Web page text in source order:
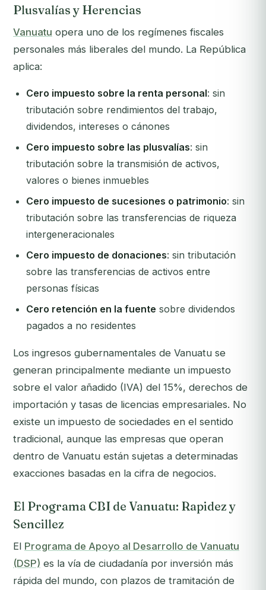
Plusvalías y Herencias
Vanuatu opera uno de los regímenes fiscales
personales más liberales del mundo. La República
aplica:
Cero impuesto sobre la renta personal: sin
tributación sobre rendimientos del trabajo,
dividendos, intereses o cánones
Cero impuesto sobre las plusvalías: sin
tributación sobre la transmisión de activos,
valores o bienes inmuebles
Cero impuesto de sucesiones o patrimonio: sin
tributación sobre las transferencias de riqueza
intergeneracionales
Cero impuesto de donaciones: sin tributación
sobre las transferencias de activos entre
personas físicas
Cero retención en la fuente sobre dividendos
pagados a no residentes
Los ingresos gubernamentales de Vanuatu se
generan principalmente mediante un impuesto
sobre el valor añadido (IVA) del 15%, derechos de
importación y tasas de licencias empresariales. No
existe un impuesto de sociedades en el sentido
tradicional, aunque las empresas que operan
dentro de Vanuatu están sujetas a determinadas
exacciones basadas en la cifra de negocios.
El Programa CBI de Vanuatu: Rapidez y
Sencillez
El Programa de Apoyo al Desarrollo de Vanuatu
(DSP) es la vía de ciudadanía por inversión más
rápida del mundo, con plazos de tramitación de